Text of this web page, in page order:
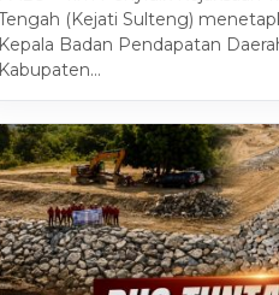
(Kejati Sulteng)
Kepala Badan Pendapatan
Kabupaten…